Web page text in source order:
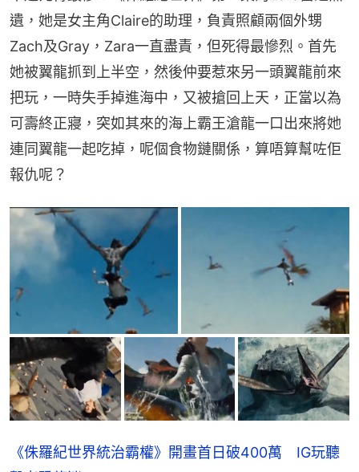
遺，她是女主角Claire的助理，負責照顧兩個外甥
Zach及Gray，Zara一直盡責，但死得最慘烈。首先
她被翼龍抓到上半空，然後仲要惹來另一頭翼龍前來
把玩，一時失手掉進海中，又被搶回上天，正當以為
可壽終正寢，突如其來的海上霸王滄龍一口出來將她
連同翼龍一起吃掉，呢個食物鏈關係，算唔算幫咗佢
報仇呢？
《侏羅紀世界統治霸權》開畫首日破400萬 IG玩聽